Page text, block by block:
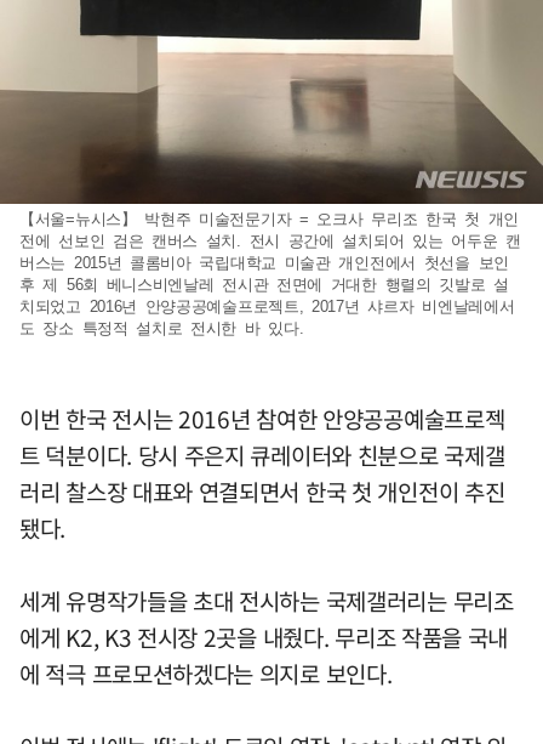
【서울=뉴시스】 박현주 미술전문기자 = 오크사 무리조 한국 첫 개인
전에 선보인 검은 캔버스 설치. 전시 공간에 설치되어 있는 어두운 캔
버스는 2015년 콜롬비아 국립대학교 미술관 개인전에서 첫선을 보인
후 제 56회 베니스비엔날레 전시관 전면에 거대한 행렬의 깃발로 설
치되었고 2016년 안양공공예술프로젝트, 2017년 샤르자 비엔날레에서
도 장소 특정적 설치로 전시한 바 있다.
이번 한국 전시는 2016년 참여한 안양공공예술프로젝
트 덕분이다. 당시 주은지 큐레이터와 친분으로 국제갤
러리 찰스장 대표와 연결되면서 한국 첫 개인전이 추진
됐다.
세계 유명작가들을 초대 전시하는 국제갤러리는 무리조
에게 K2, K3 전시장 2곳을 내줬다. 무리조 작품을 국내
에 적극 프로모션하겠다는 의지로 보인다.